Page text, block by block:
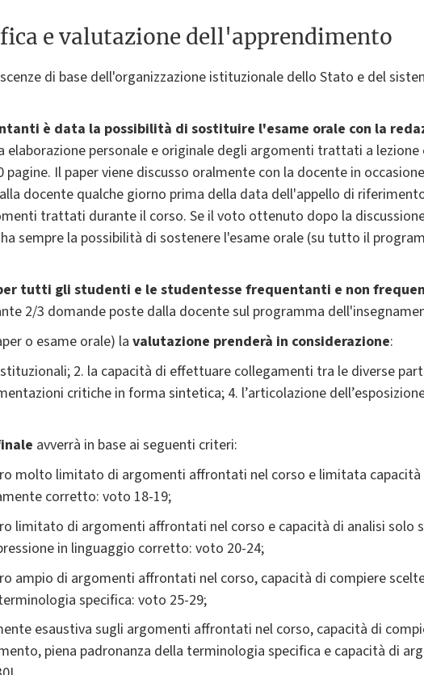
e valutazione dell'apprendimento
di base dell'organizzazione istituzionale dello Stato e del
è data la possibilità di sostituire l'esame orale con la
elaborazione personale e originale degli argomenti trattati a lezione
pagine. Il paper viene discusso oralmente con la docente in
docente qualche giorno prima della data dell'appello di
trattati durante il corso. Se il voto ottenuto dopo la
sempre la possibilità di sostenere l'esame orale (su tutto il
tutti gli studenti e le studentesse frequentanti e non
2/3 domande poste dalla docente sul programma
o esame orale) la valutazione prenderà in considerazione:
2. la capacità di effettuare collegamenti tra le diverse
critiche in forma sintetica; 4. l’articolazione
avverrà in base ai seguenti criteri:
molto limitato di argomenti affrontati nel corso e limitata capacità
corretto: voto 18-19;
limitato di argomenti affrontati nel corso e capacità di analisi solo
in linguaggio corretto: voto 20-24;
ampio di argomenti affrontati nel corso, capacità di compiere
specifica: voto 25-29;
esaustiva sugli argomenti affrontati nel corso, capacità di
piena padronanza della terminologia specifica e capacità di